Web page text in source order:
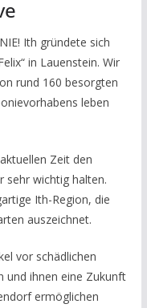
Ith gründete sich
in Lauenstein. Wir
rund 160 besorgten
leben
Zeit den
sehr wichtig halten.
Ith-Region, die
auszeichnet.
vor schädlichen
und ihnen eine Zukunft
ermöglichen